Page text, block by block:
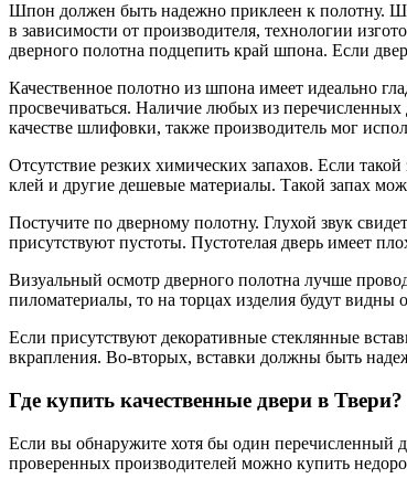
Шпон должен быть надежно приклеен к полотну.
в зависимости от производителя, технологии
дверного полотна подцепить край шпона. Если
Качественное полотно из шпона имеет идеально
просвечиваться. Наличие любых из перечисленных
качестве шлифовки, также производитель мог
Отсутствие резких химических запахов. Если
клей и другие дешевые материалы. Такой запах
Постучите по дверному полотну. Глухой звук
присутствуют пустоты. Пустотелая дверь имеет
Визуальный осмотр дверного полотна лучше
пиломатериалы, то на торцах изделия будут видны
Если присутствуют декоративные стеклянные
вкрапления. Во-вторых, вставки должны быть
Где купить качественные двери в Твери?
Если вы обнаружите хотя бы один перечисленный
проверенных производителей можно купить